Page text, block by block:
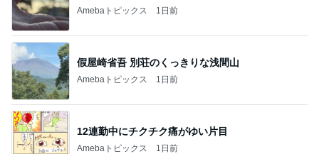
Amebaトピックス 1日前
假屋崎省吾 別荘のくっきりな浅間山
Amebaトピックス 1日前
12連勤中にチクチク痛がゆい片目
Amebaトピックス 1日前